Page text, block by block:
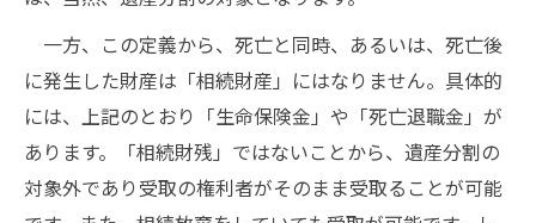
一方、この定義から、死亡と同時、あるいは、死亡後
に発生した財産は「相続財産」にはなりません。具体的
には、上記のとおり「生命保険金」や「死亡退職金」が
あります。「相続財残」ではないことから、遺産分割の
対象外であり受取の権利者がそのまま受取ることが可能